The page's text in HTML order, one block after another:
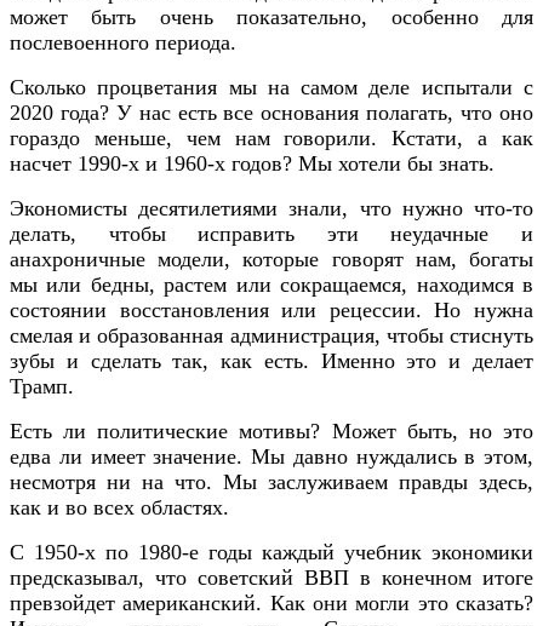
может быть очень показательно, особенно для
послевоенного периода.
Сколько процветания мы на самом деле испытали с
2020 года? У нас есть все основания полагать, что оно
гораздо меньше, чем нам говорили. Кстати, а как
насчет 1990-х и 1960-х годов? Мы хотели бы знать.
Экономисты десятилетиями знали, что нужно что-то
делать, чтобы исправить эти неудачные и
анахроничные модели, которые говорят нам, богаты
мы или бедны, растем или сокращаемся, находимся в
состоянии восстановления или рецессии. Но нужна
смелая и образованная администрация, чтобы стиснуть
зубы и сделать так, как есть. Именно это и делает
Трамп.
Есть ли политические мотивы? Может быть, но это
едва ли имеет значение. Мы давно нуждались в этом,
несмотря ни на что. Мы заслуживаем правды здесь,
как и во всех областях.
С 1950-х по 1980-е годы каждый учебник экономики
предсказывал, что советский ВВП в конечном итоге
превзойдет американский. Как они могли это сказать?